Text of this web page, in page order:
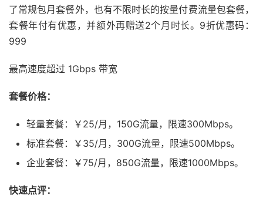
了常规包月套餐外，也有不限时长的按量付费流量包套餐，
套餐年付有优惠，并额外再赠送2个月时长。9折优惠码：
999
最高速度超过 1Gbps 带宽
套餐价格：
轻量套餐：￥25/月，150G流量，限速300Mbps。
标准套餐：￥35/月，300G流量，限速500Mbps。
企业套餐：￥75/月，850G流量，限速1000Mbps。
快速点评：